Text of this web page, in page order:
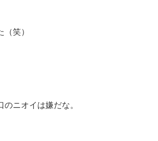
笑）
ニオイは嫌だな。